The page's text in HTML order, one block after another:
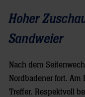
Hoher
Sandweier
Nach dem
Nordbadener fort.
Treffer. Respektvoll